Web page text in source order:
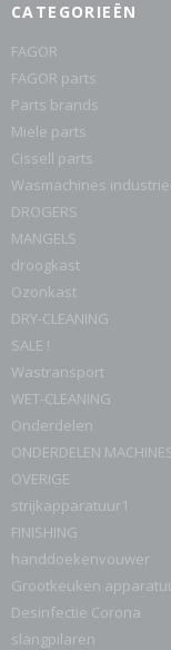
CATEGORIEËN
FAGOR
FAGOR parts
Parts brands
Miele parts
Cissell parts
Wasmachines
DROGERS
MANGELS
droogkast
Ozonkast
DRY-CLEANING
SALE !
Wastransport
WET-CLEANING
Onderdelen
ONDERDELEN
OVERIGE
strijkapparatuur1
FINISHING
handdoekenvouwer
Grootkeuken
Desinfectie Corona
slangpilaren